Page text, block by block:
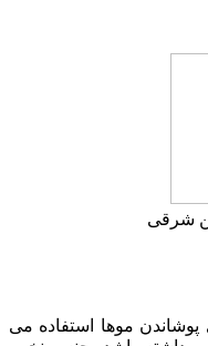
شرقی
موها استفاده می